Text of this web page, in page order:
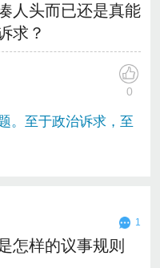
人头而已还是真能
求？
0
。至于政治诉求，至
1
怎样的议事规则